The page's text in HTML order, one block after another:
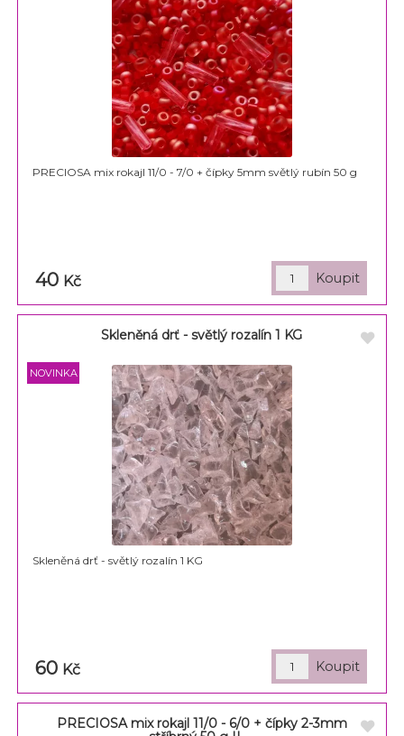
PRECIOSA mix rokajl 11/0 - 7/0 + čípky 5mm světlý rubín 50 g
40 Kč
Skleněná drť - světlý rozalín 1 KG
Skleněná drť - světlý rozalín 1 KG
60 Kč
PRECIOSA mix rokajl 11/0 - 6/0 + čípky 2-3mm